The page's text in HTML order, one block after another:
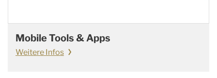
Mobile Tools & Apps
Weitere Infos